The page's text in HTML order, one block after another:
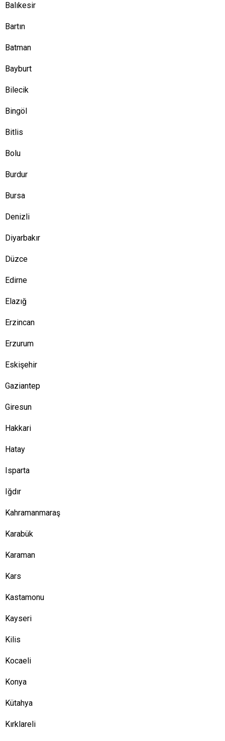
Balıkesir
Bartın
Batman
Bayburt
Bilecik
Bingöl
Bitlis
Bolu
Burdur
Bursa
Denizli
Diyarbakır
Düzce
Edirne
Elazığ
Erzincan
Erzurum
Eskişehir
Gaziantep
Giresun
Hakkari
Hatay
Isparta
Iğdır
Kahramanmaraş
Karabük
Karaman
Kars
Kastamonu
Kayseri
Kilis
Kocaeli
Konya
Kütahya
Kırklareli